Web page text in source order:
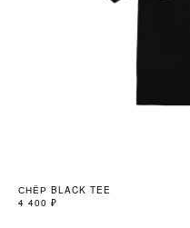
СНЁР BLACK TEE
4 400 ₽